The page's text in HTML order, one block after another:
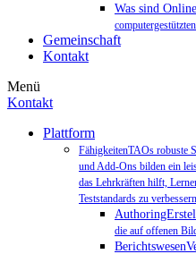
Was sind
Gemeinschaft
Kontakt
Menü
Kontakt
Plattform
FähigkeitenTAOs robuste
und Add-Ons bilden ein
das Lehrkräften hilft,
Teststandards zu
die auf offenen